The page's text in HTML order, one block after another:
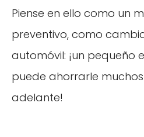
Piense en ello como un
preventivo, como
automóvil: ¡un pequeño
puede ahorrarle
adelante!